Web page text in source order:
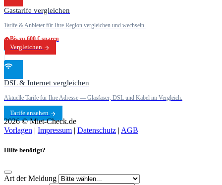
Gastarife vergleichen
Tarife & Anbieter für Ihre Region vergleichen und wechseln.
Bis zu 600 € sparen
Vergleichen
DSL & Internet vergleichen
Aktuelle Tarife für Ihre Adresse — Glasfaser, DSL und Kabel im Vergleich.
Tarife ansehen
2026 © Miet-Check.de
Vorlagen | Impressum | Datenschutz | AGB
Hilfe benötigt?
Art der Meldung